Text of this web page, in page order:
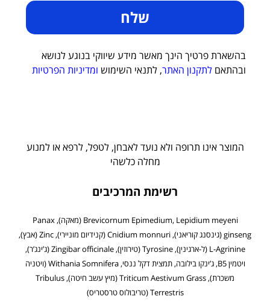
שלח
בהשארת פרטיך הינך מאשר מידע שיווקי בנוגע לנושא
ובהתאם לתקנון האתר, לתנאי השימוש ומדיניות הפרטיות
המוצר אינו תרופה ולא נועד לאבחן, לטפל, לרפא או למנוע
מחלה כלשהי
רשימת המרכיבים
Brevicornum Epimedium, Lepidium meyeni (מאקה), Panax
ginseng (גינסנג קוריאני), Cnidium monnuri (קנידיום מוניירי), Zinc (אבץ),
L-Agrinine (ל-ארגינין), Tyrosine (טירוזין), Zingibar officinale (ג’ינג’ר),
ויטמין B5, ג’ינקו בילובה, תמצית דקל ננסי, Withania Somnifera (ויטניה
משכרת), Triticum Aestivum Grass (מיץ עשב חיטה), Tribulus
Terrestris (טריבולוס טרסטריס)